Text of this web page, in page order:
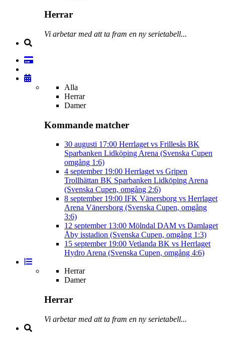
Herrar
Vi arbetar med att ta fram en ny serietabell...
Alla
Herrar
Damer
Kommande matcher
30 augusti 17:00 Herrlaget vs Frillesås BK
Sparbanken Lidköping Arena (Svenska Cupen
omgång 1:6)
4 september 19:00 Herrlaget vs Gripen
Trollhättan BK Sparbanken Lidköping Arena
(Svenska Cupen, omgång 2:6)
8 september 19:00 IFK Vänersborg vs Herrlaget
Arena Vänersborg (Svenska Cupen, omgång
3:6)
12 september 13:00 Mölndal DAM vs Damlaget
Åby isstadion (Svenska Cupen, omgång 1:3)
15 september 19:00 Vetlanda BK vs Herrlaget
Hydro Arena (Svenska Cupen, omgång 4:6)
Herrar
Damer
Herrar
Vi arbetar med att ta fram en ny serietabell...